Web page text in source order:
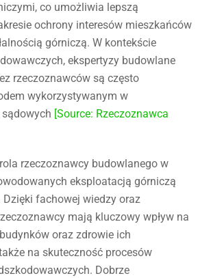
co umożliwia lepszą
ochrony interesów mieszkańców
górniczą. W kontekście
ekspertyzy budowlane
rzeczoznawców są często
wykorzystywanym w
[Source: Rzeczoznawca
rzeczoznawcy budowlanego w
eksploatacją górniczą
Dzięki fachowej wiedzy oraz
mają kluczowy wpływ na
oraz zdrowie ich
na skuteczność procesów
Dobrze